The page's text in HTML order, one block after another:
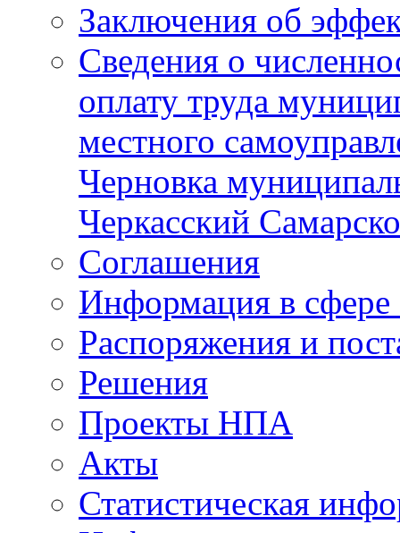
Заключения об
Сведения о
оплату труда
местного
Черновка
Черкасский
Соглашения
Информация в сфере
Распоряжения и
Решения
Проекты НПА
Акты
Статистическая